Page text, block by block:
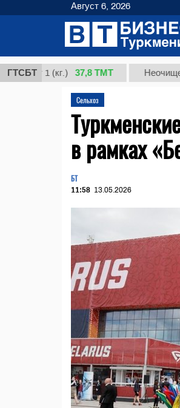
ГТСБТ
1 (кг.) 37,8 ТМТ Неочищенная
Сельхоз
в рамках
БТ
11:58 13.05.2026
Август 6, 2026